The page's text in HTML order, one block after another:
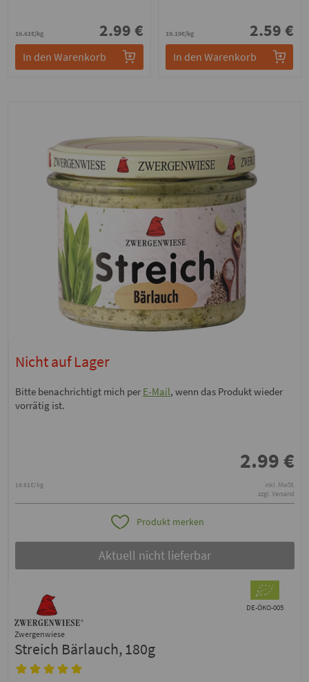
16.61€/kg 2.99 €
In den Warenkorb
19.19€/kg 2.59 €
In den Warenkorb
Nicht auf Lager
Bitte benachrichtigt mich per E-Mail, wenn das Produkt wieder
vorrätig ist.
2.99€
16.61€/kg
inkl. MwSt.
zzgl. Versand
Produkt merken
Aktuell nicht lieferbar
DE-ÖKO-005
Zwergenwiese
Streich Bärlauch, 180g